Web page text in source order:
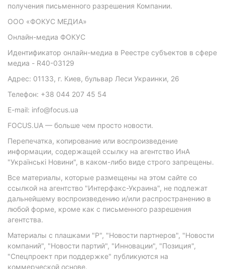
получения письменного разрешения Компании.
ООО «ФОКУС МЕДИА»
Онлайн-медиа ФОКУС
Идентификатор онлайн-медиа в Реестре субъектов в сфере
медиа - R40-03129
Адрес: 01133, г. Киев, бульвар Леси Украинки, 26
Телефон: +38 044 207 45 54
E-mail: info@focus.ua
FOCUS.UA — больше чем просто новости.
Перепечатка, копирование или воспроизведение
информации, содержащей ссылку на агентство ИнА
"Українські Новини", в каком-либо виде строго запрещены.
Все материалы, которые размещены на этом сайте со
ссылкой на агентство "Интерфакс-Украина", не подлежат
дальнейшему воспроизведению и/или распространению в
любой форме, кроме как с письменного разрешения
агентства.
Материалы с плашками "Р", "Новости партнеров", "Новости
компаний", "Новости партий", "Инновации", "Позиция",
"Спецпроект при поддержке" публикуются на
коммерческой основе.